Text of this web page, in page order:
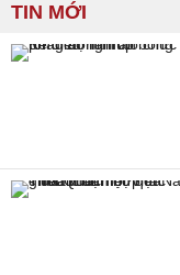
TIN MỚI